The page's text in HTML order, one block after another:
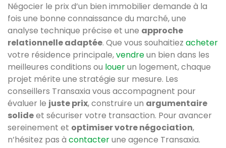
Négocier le prix d’un bien immobilier demande à la
fois une bonne connaissance du marché, une
analyse technique précise et une approche
relationnelle adaptée. Que vous souhaitiez acheter
votre résidence principale,vendreun bien dans les
meilleures conditions ou louerun logement, chaque
projet mérite une stratégie sur mesure. Les
conseillers Transaxia vous accompagnent pour
évaluer le juste prix, construire un argumentaire
solideet sécuriser votre transaction. Pour avancer
sereinement et optimiser votre négociation,
n’hésitez pas à contacterune agence Transaxia.